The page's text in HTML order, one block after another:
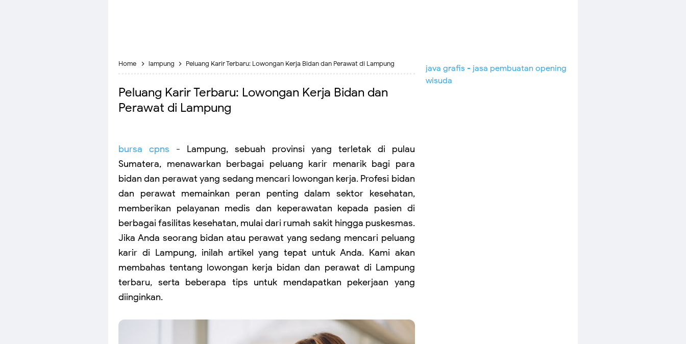
Home lampung Peluang Karir Terbaru: Lowongan Kerja Bidan dan Perawat di Lampung
Peluang Karir Terbaru: Lowongan Kerja Bidan dan
Perawat di Lampung
bursa cpns - Lampung, sebuah provinsi yang terletak di pulau
Sumatera, menawarkan berbagai peluang karir menarik bagi para
bidan dan perawat yang sedang mencari lowongan kerja. Profesi bidan
dan perawat memainkan peran penting dalam sektor kesehatan,
memberikan pelayanan medis dan keperawatan kepada pasien di
berbagai fasilitas kesehatan, mulai dari rumah sakit hingga puskesmas.
Jika Anda seorang bidan atau perawat yang sedang mencari peluang
karir di Lampung, inilah artikel yang tepat untuk Anda. Kami akan
membahas tentang lowongan kerja bidan dan perawat di Lampung
terbaru, serta beberapa tips untuk mendapatkan pekerjaan yang
diinginkan.
java grafis - jasa pembuatan opening
wisuda